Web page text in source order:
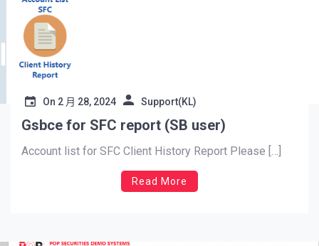
On 2 月 28, 2024 Support(KL)
Gsbce for SFC report (SB user)
Account list for SFC Client History Report Please […]
Read More